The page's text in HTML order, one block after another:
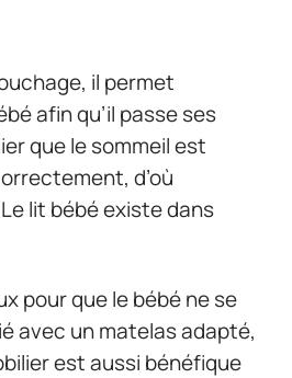
il permet
afin qu’il passe ses
que le sommeil est
d’où
lit bébé existe dans
pour que le bébé ne se
avec un matelas adapté,
est aussi bénéfique